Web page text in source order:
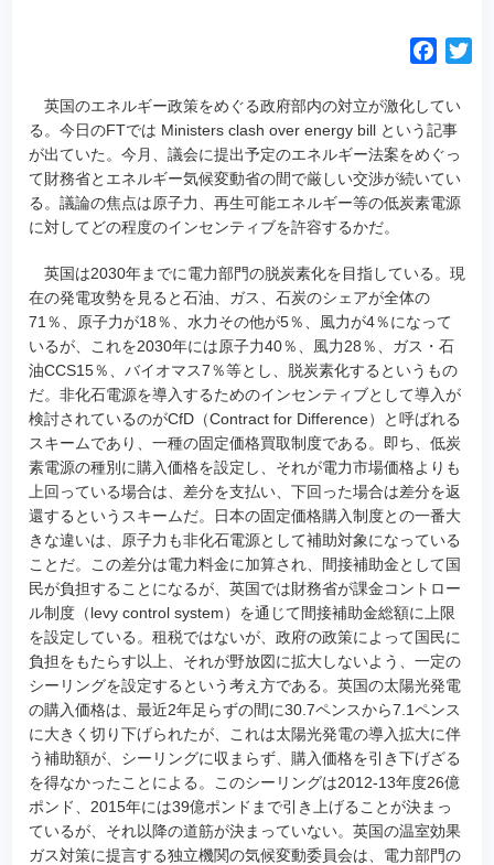
c
e
b
o
o
英国のエネルギー政策をめぐる政府部内の対立が激化してい
る。今日のFTでは Ministers clash over energy bill という記事
が出ていた。今月、議会に提出予定のエネルギー法案をめぐっ
て財務省とエネルギー気候変動省の間で厳しい交渉が続いてい
る。議論の焦点は原子力、再生可能エネルギー等の低炭素電源
に対してどの程度のインセンティブを許容するかだ。
英国は2030年までに電力部門の脱炭素化を目指している。現
在の発電攻勢を見ると石油、ガス、石炭のシェアが全体の
71％、原子力が18％、水力その他が5％、風力が4％になって
いるが、これを2030年には原子力40％、風力28％、ガス・石
油CCS15％、バイオマス7％等とし、脱炭素化するというもの
だ。非化石電源を導入するためのインセンティブとして導入が
検討されているのがCfD（Contract for Difference）と呼ばれる
スキームであり、一種の固定価格買取制度である。即ち、低炭
素電源の種別に購入価格を設定し、それが電力市場価格よりも
上回っている場合は、差分を支払い、下回った場合は差分を返
還するというスキームだ。日本の固定価格購入制度との一番大
きな違いは、原子力も非化石電源として補助対象になっている
ことだ。この差分は電力料金に加算され、間接補助金として国
民が負担することになるが、英国では財務省が課金コントロー
ル制度（levy control system）を通じて間接補助金総額に上限
を設定している。租税ではないが、政府の政策によって国民に
負担をもたらす以上、それが野放図に拡大しないよう、一定の
シーリングを設定するという考え方である。英国の太陽光発電
の購入価格は、最近2年足らずの間に30.7ペンスから7.1ペンス
に大きく切り下げられたが、これは太陽光発電の導入拡大に伴
う補助額が、シーリングに収まらず、購入価格を引き下げざる
を得なかったことによる。このシーリングは2012-13年度26億
ポンド、2015年には39億ポンドまで引き上げることが決まっ
ているが、それ以降の道筋が決まっていない。英国の温室効果
ガス対策に提言する独立機関の気候変動委員会は、電力部門の